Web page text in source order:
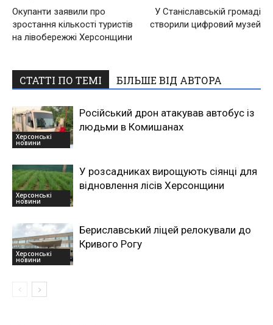
Окупанти заявили про
зростання кількості туристів
на лівобережжі Херсонщини
У Станіславській громаді
створили цифровий музей
СТАТТІ ПО ТЕМІ БІЛЬШЕ ВІД АВТОРА
Херсонські
новини
Російський дрон атакував автобус із
людьми в Комишанах
Херсонські
новини
У розсадниках вирощують сіянці для
відновлення лісів Херсонщини
Херсонські
новини
Бериславський ліцей релокували до
Кривого Рогу